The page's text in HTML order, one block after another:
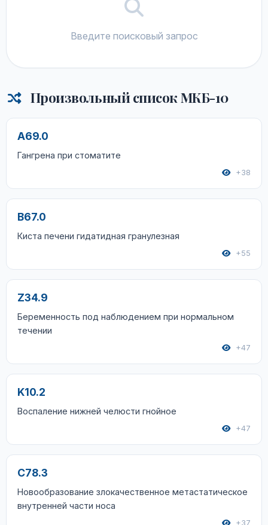
Введите поисковый запрос
Произвольный список МКБ-10
A69.0
Гангрена при стоматите
+38
B67.0
Киста печени гидатидная гранулезная
+55
Z34.9
Беременность под наблюдением при нормальном
течении
+47
K10.2
Воспаление нижней челюсти гнойное
+47
C78.3
Новообразование злокачественное метастатическое
внутренней части носа
+37